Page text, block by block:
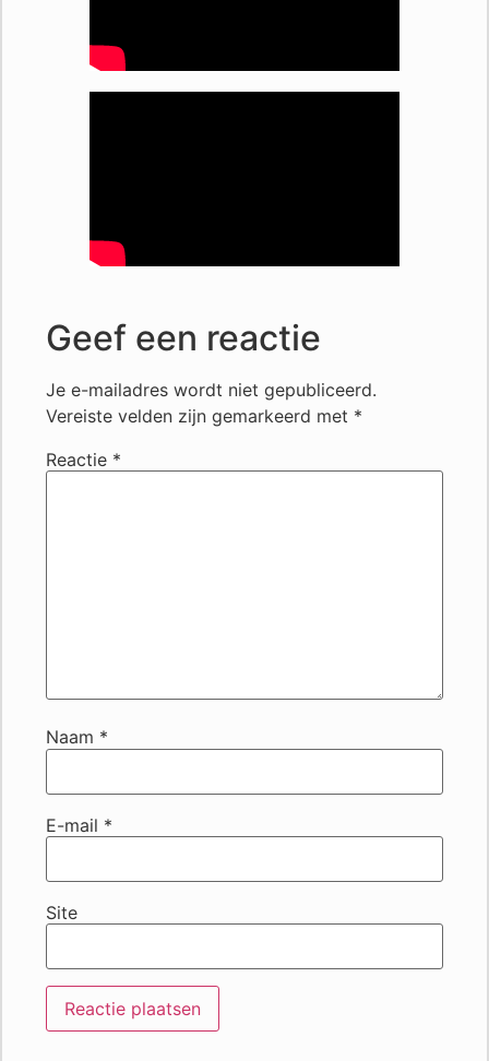
Geef een reactie
Je e-mailadres wordt niet gepubliceerd.
Vereiste velden zijn gemarkeerd met *
Reactie *
Naam *
E-mail *
Site